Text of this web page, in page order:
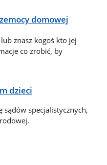
domowej
znasz kogoś kto jej
co zrobić, by
dzieci
sądów specjalistycznych,